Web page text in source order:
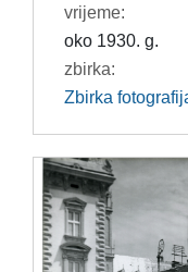
vrijeme:
oko 1930. g.
zbirka:
Zbirka